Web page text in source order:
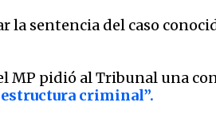
la sentencia del caso
MP pidió al Tribunal una
estructura criminal”.